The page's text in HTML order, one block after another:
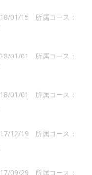
01/15 所属コース：
01/01 所属コース：
01/01 所属コース：
12/19 所属コース：
09/29 所属コース：